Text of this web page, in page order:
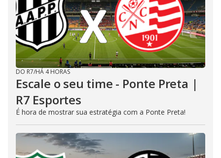
DO R7/HÁ 4 HORAS
Escale o seu time - Ponte Preta |
R7 Esportes
É hora de mostrar sua estratégia com a Ponte Preta!